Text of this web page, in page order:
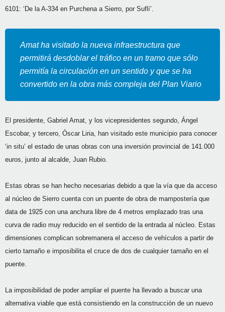
6101: ‘De la A-334 en Purchena a Sierro, por Suflí’.
Amat ha visitado la nueva infraestructura que
permitirá desdoblar el tráfico en un tramo que sólo
permitía la circulación en un sentido y que se ha
convertido en la obra más compleja del Plan Viario
El presidente, Gabriel Amat, y los vicepresidentes segundo, Ángel
Escobar, y tercero, Óscar Liria, han visitado este municipio para conocer
‘in situ’ el estado de unas obras con una inversión provincial de 141.000
euros, junto al alcalde, Juan Rubio.
Estas obras se han hecho necesarias debido a que la vía que da acceso
al núcleo de Sierro cuenta con un puente de obra de mampostería que
data de 1925 con una anchura libre de 4 metros emplazado tras una
curva de radio muy reducido en el sentido de la entrada al núcleo. Estas
dimensiones complican sobremanera el acceso de vehículos a partir de
cierto tamaño e imposibilita el cruce de dos de cualquier tamaño en el
puente.
La imposibilidad de poder ampliar el puente ha llevado a buscar una
alternativa viable que está consistiendo en la construcción de un nuevo